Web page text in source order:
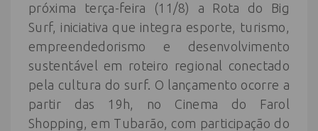
próxima terça-feira (11/8) a Rota do Big
Surf, iniciativa que integra esporte, turismo,
empreendedorismo e desenvolvimento
sustentável em roteiro regional conectado
pela cultura do surf. O lançamento ocorre a
partir das 19h, no Cinema do Farol
Shopping, em Tubarão, com participação do